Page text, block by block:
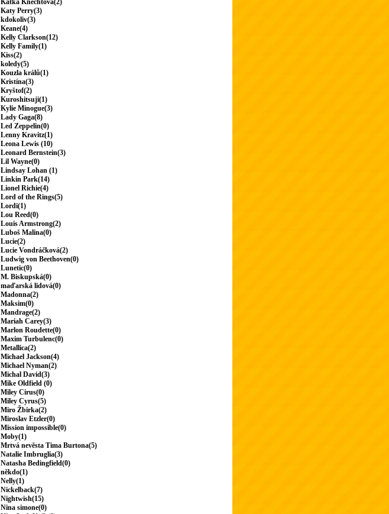
Katka Knechtová(2)
Katy Perry(3)
kdokoliv(3)
Keane(4)
Kelly Clarkson(12)
Kelly Family(1)
Kiss(2)
koledy(5)
Kouzla králů(1)
Kristína(3)
Kryštof(2)
Kuroshitsuji(1)
Kylie Minogue(3)
Lady Gaga(8)
Led Zeppelin(0)
Lenny Kravitz(1)
Leona Lewis (10)
Leonard Bernstein(3)
Lil Wayne(0)
Lindsay Lohan (1)
Linkin Park(14)
Lionel Richie(4)
Lord of the Rings(5)
Lordi(1)
Lou Reed(0)
Louis Armstrong(2)
Luboš Malina(0)
Lucie(2)
Lucie Vondráčková(2)
Ludwig von Beethoven(0)
Lunetic(0)
M. Biskupská(0)
maďarská lidová(0)
Madonna(2)
Maksim(0)
Mandrage(2)
Mariah Carey(3)
Marlon Roudette(0)
Maxim Turbulenc(0)
Metallica(2)
Michael Jackson(4)
Michael Nyman(2)
Michal David(3)
Mike Oldfield (0)
Miley Cirus(0)
Miley Cyrus(5)
Miro Žbirka(2)
Miroslav Etzler(0)
Mission impossible(0)
Moby(1)
Mrtvá nevěsta Tima Burtona(5)
Natalie Imbruglia(3)
Natasha Bedingfield(0)
někdo(1)
Nelly(1)
Nickelback(7)
Nightwish(15)
Nina simone(0)